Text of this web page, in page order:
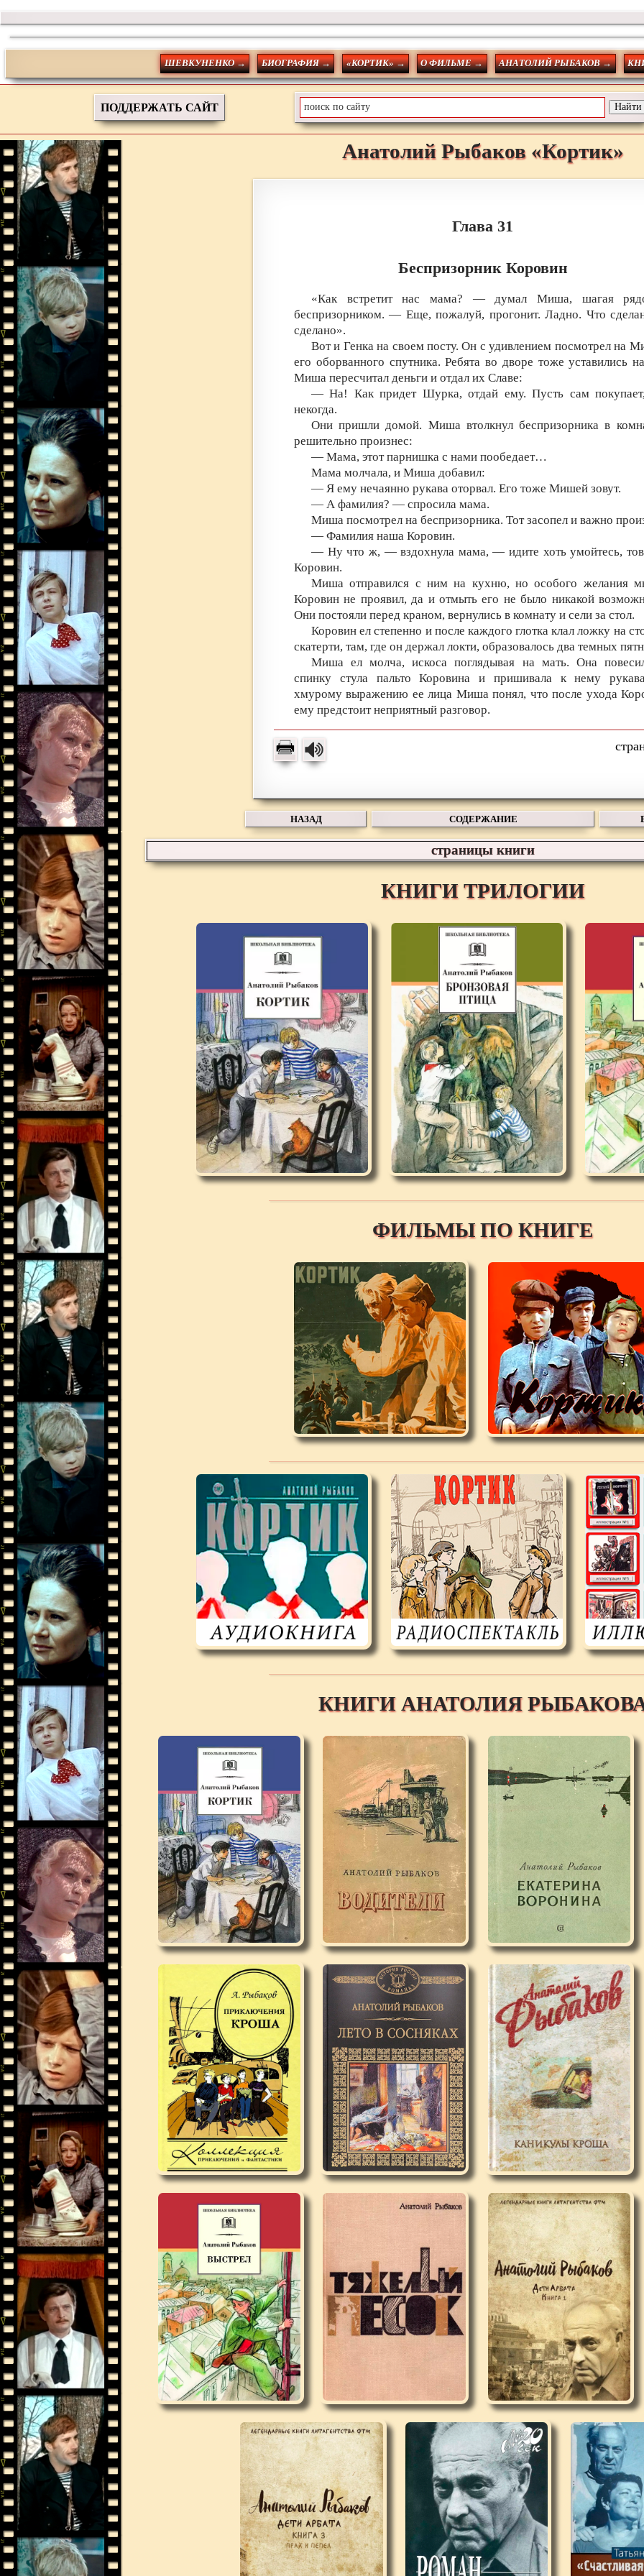
ШЕВКУНЕНКО → БИОГРАФИЯ → «КОРТИК» → О ФИЛЬМЕ → АНАТОЛИЙ РЫБАКОВ →
ПОДДЕРЖАТЬ САЙТ
Анатолий Рыбаков «Кортик»
Глава 31
Беспризорник Коровин
«Как встретит нас мама? — думал Миша, шагая
беспризорником. — Еще, пожалуй, прогонит. Ладно. Что
сделано».
Вот и Генка на своем посту. Он с удивлением посмотрел на
его оборванного спутника. Ребята во дворе тоже уставились
Миша пересчитал деньги и отдал их Славе:
— На! Как придет Шурка, отдай ему. Пусть сам
некогда.
Они пришли домой. Миша втолкнул беспризорника в
решительно произнес:
— Мама, этот парнишка с нами пообедает…
Мама молчала, и Миша добавил:
— Я ему нечаянно рукава оторвал. Его тоже Мишей зовут.
— А фамилия? — спросила мама.
Миша посмотрел на беспризорника. Тот засопел и важно
— Фамилия наша Коровин.
— Ну что ж, — вздохнула мама, — идите хоть умойтесь,
Коровин.
Миша отправился с ним на кухню, но особого желания
Коровин не проявил, да и отмыть его не было никакой
Они постояли перед краном, вернулись в комнату и сели за стол.
Коровин ел степенно и после каждого глотка клал ложку на
скатерти, там, где он держал локти, образовалось два темных
Миша ел молча, искоса поглядывая на мать. Она
спинку стула пальто Коровина и пришивала к нему
хмурому выражению ее лица Миша понял, что после ухода
ему предстоит неприятный разговор.
НАЗАД СОДЕРЖАНИЕ
страницы книги
КНИГИ ТРИЛОГИИ
ФИЛЬМЫ ПО КНИГЕ
КНИГИ АНАТОЛИЯ